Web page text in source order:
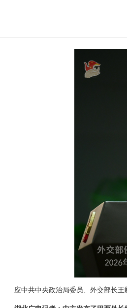
应中共中央政治局委员、外交部长